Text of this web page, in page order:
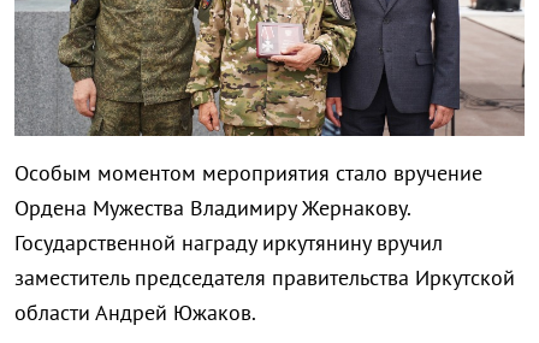
Особым моментом мероприятия стало вручение
Ордена Мужества Владимиру Жернакову.
Государственной награду иркутянину вручил
заместитель председателя правительства Иркутской
области Андрей Южаков.